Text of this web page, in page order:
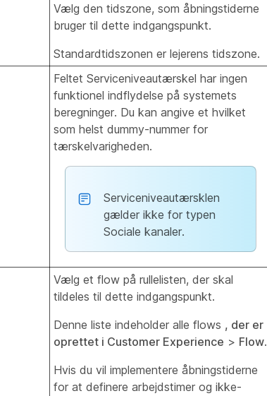
Vælg den tidszone, som åbningstiderne
bruger til dette indgangspunkt.
Standardtidszonen er lejerens tidszone.
Feltet Serviceniveautærskel har ingen
funktionel indflydelse på systemets
beregninger. Du kan angive et hvilket
som helst dummy-nummer for
tærskelvarigheden.
Serviceniveautærsklen
gælder ikke for typen
Sociale kanaler.
Vælg et flow på rullelisten, der skal
tildeles til dette indgangspunkt.
Denne liste indeholder alle flows , der er
oprettet i Customer Experience > Flow.
Hvis du vil implementere åbningstiderne
for at definere arbejdstimer og ikke-